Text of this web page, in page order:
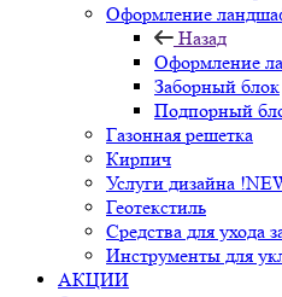
Оформление
Назад
Оформление
Заборный блок
Подпорный
Газонная решетка
Кирпич
Услуги дизайна
Геотекстиль
Средства для ухода
Инструменты для
АКЦИИ